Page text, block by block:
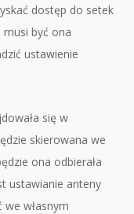
dostęp do setek
musi być ona
ustawienie
się w
skierowana we
ona odbierała
ustawianie anteny
własnym